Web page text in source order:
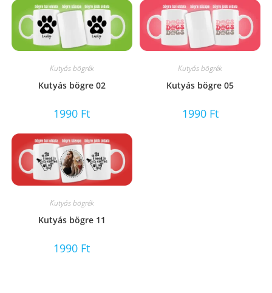
Kutyás bögrék
Kutyás bögre 02
1990 Ft
Kutyás bögrék
Kutyás bögre 05
1990 Ft
Kutyás bögrék
Kutyás bögre 11
1990 Ft